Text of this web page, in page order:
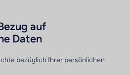
auf
Daten
bezüglich Ihrer persönlichen